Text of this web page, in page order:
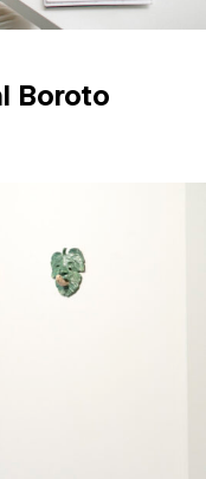
Boroto